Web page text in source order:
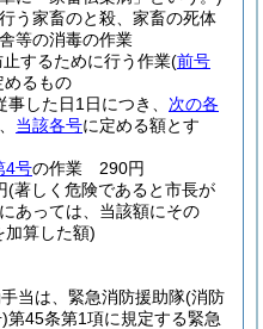
う家畜のと殺、家畜の死体
等の消毒の作業
するために行う作業(前号
めるもの
した日1日につき、 次の各
当該各号に定める額とす
4号の作業 290円
(著しく危険であると市長が
あっては、当該額にその
加算した額)
当は、緊急消防援助隊(消防
第45条第1項に規定する緊急